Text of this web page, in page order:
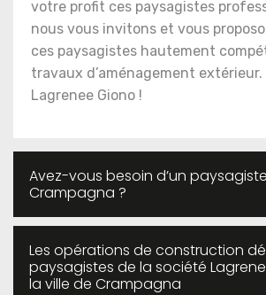
votre profit ces paysagistes
nous vous invitons et vous
ces paysagistes hautement
travaux d’aménagement extérieur.
Lagrenee Giono !
Avez-vous besoin d’un
Crampagna ?
Les opérations de construction
paysagistes de la société
la ville de Crampagna